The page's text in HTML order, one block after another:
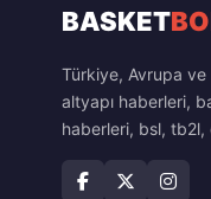
BASKET
Türkiye, Avrupa
altyapı haberleri,
haberleri, bsl, tb2l,